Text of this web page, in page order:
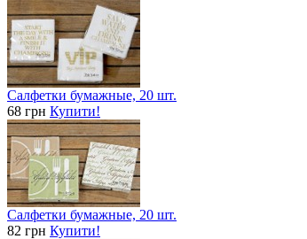
Салфетки бумажные, 20 шт.
68 грн Купити!
Салфетки бумажные, 20 шт.
82 грн Купити!